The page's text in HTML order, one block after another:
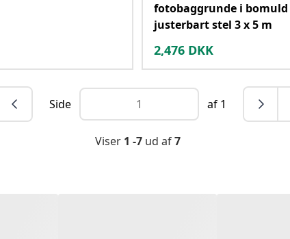
fotobaggrunde i bomuld
justerbart stel 3 x 5 m
2,476 DKK
Side af 1
Viser 1 -7ud af7